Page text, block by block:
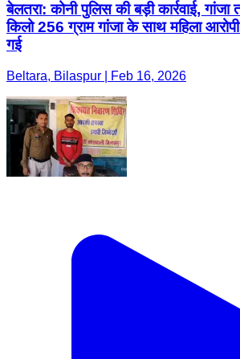
बेलतरा: कोनी पुलिस की बड़ी कार्रवाई,
किलो 256 ग्राम गांजा के साथ महिला
गई
Beltara, Bilaspur | Feb 16, 2026